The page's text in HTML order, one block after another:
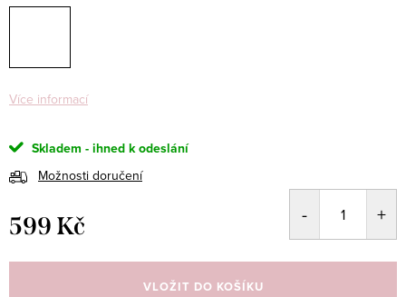
Více informací
Skladem - ihned k odeslání
Možnosti doručení
599 Kč
cena:
VLOŽIT DO KOŠÍKU